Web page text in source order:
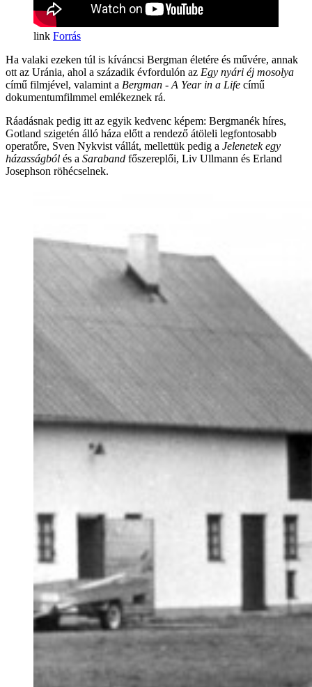
Forrás
Ha valaki ezeken túl is kíváncsi Bergman életére és művére, annak
ott az Uránia, ahol a századik évfordulón az Egy nyári éj mosolya
című filmjével, valamint a Bergman - A Year in a Life című
dokumentumfilmmel emlékeznek rá.
Ráadásnak pedig itt az egyik kedvenc képem: Bergmanék híres,
Gotland szigetén álló háza előtt a rendező átöleli legfontosabb
operatőre, Sven Nykvist vállát, mellettük pedig a Jelenetek egy
házasságból és a Saraband főszereplői, Liv Ullmann és Erland
Josephson röhécselnek.